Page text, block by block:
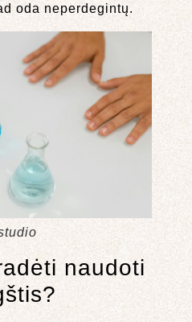
oda neperdegintų.
naudoti